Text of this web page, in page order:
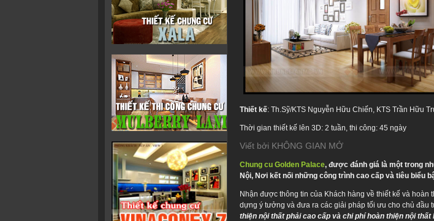
Thiết kế: Th.Sỹ/KTS Nguyễn Hữu Chiến, KTS Trần Hữu
Thời gian thiết kế lên 3D: 2 tuần, thi công: 45 ngày
Viết bởi KHÔNG GIAN MỞ
Chung cu Golden Palace, được đánh giá là một trong
Nội, Nơi kết nối những công trình cao cấp và tiêu biểu
Nhận được thông tin của Khách hàng về thiết kế và
dựng ý tưởng và đưa ra các giải pháp tối ưu cho chủ đầu
thiện nội thất phải cao cấp và chi phí hoàn thiện nội thất